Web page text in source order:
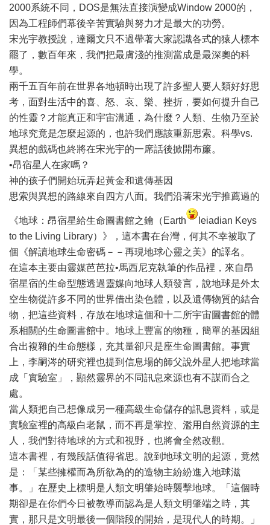
2000系統不同，DOS是無法直接演變成Window 2000的，
因為工程師們幕後辛苦實驗與努力才是最大的功勞。
宋光宇教授說，達爾文只不過帶著大家認識各式的猿人標本
罷了，數百年來，我們把最膚淺的推測當成是最深奧的科
學。
兩千五百年前在世界各地頓時出現了許多聖人要人類好好思
考，面對生活中的喜、怒、哀、樂、挫折，要如何提升自己
的性靈？才能真正和宇宙溝通，為什麼？人類、生物乃至於
地球究竟是怎麼起源的，也許我們應該重新思索。科學vs.
異想的戲碼也終將在宋光宇的一席話後掀開布簾。
•昂宿星人在家嗎？
神的孩子們開始玩弄起黃金和遺傳基因
思索與異想的路線來自四方八面。我們沿著宋光宇推薦過的
《地球：昂宿星給生命圖書館之鑰（Earth
leiadian Keys
to the Living Library）》，這本書在台灣，何其不幸被取了
個《解讀地球生命密碼－－再現地球心靈之美》的譯名。
在這本主要由靈媒芭芭拉•馬西尼克執筆的作品裡，來自昂
宿星宿的生命型態透過靈媒向地球人類發言，說地球是外太
空生物從許多不同的世界借出染色體，以及遺傳物質的結合
物，把這些資料，存放在地球這個和十二所宇宙圖書館的體
系相關的生命圖書館中。地球上豐富的物種，簡單的基因組
合出複雜的生命態樣，充其量卻只是座生命圖書館。事實
上，李嗣涔的研究裡也提到信息場的師父說外星人把地球當
成「實驗室」，顯然靈界的不同訊息來源也有不謀而合之
處。
當人類把自己想像成另一種高級生命儲存的訊息資料，或是
實驗室裡的高級白老鼠，而不再是掌控、濫用自然資源的主
人，我們對待地球的方式和視野，也將會全然改觀。
這本書裡，有幾段話值得省思。說到地球文明的起源，竟然
是：「某些擁權而為所欲為的的造物主紛紛進入地球滋
事。」在歷史上標明是人類文明肇始時襲擊地球。「這個時
期卻是在你們今日被教導而認為是人類文明肇端之時，其
實，那只是文明最後一個階段的開始，是現代人的時期。」